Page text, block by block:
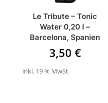
Le Tribute – Tonic
Water 0,20 l –
Barcelona, Spanien
3,50 €
inkl. 19 % MwSt.